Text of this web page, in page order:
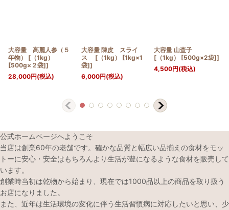
大容量 高麗人参（５
年物） [（1kg）
[500g×２袋]]
28,000円(税込)
大容量 陳皮 スライ
ス [（1kg） [1kg×1
袋]]
6,000円(税込)
大容量 山査子
[（1kg） [500g×2袋]]
4,500円(税込)
公式ホームページへようこそ
当店は創業60年の老舗です。確かな品質と幅広い品揃えの食材をモッ
トーに安心・安全はもちろんより生活が豊になるような食材を販売して
います。
創業時当初は乾物から始まり、現在では1000品以上の商品を取り扱う
お店になりました。
また、近年は生活環境の変化に伴う生活習慣病に対応したいと思い、少